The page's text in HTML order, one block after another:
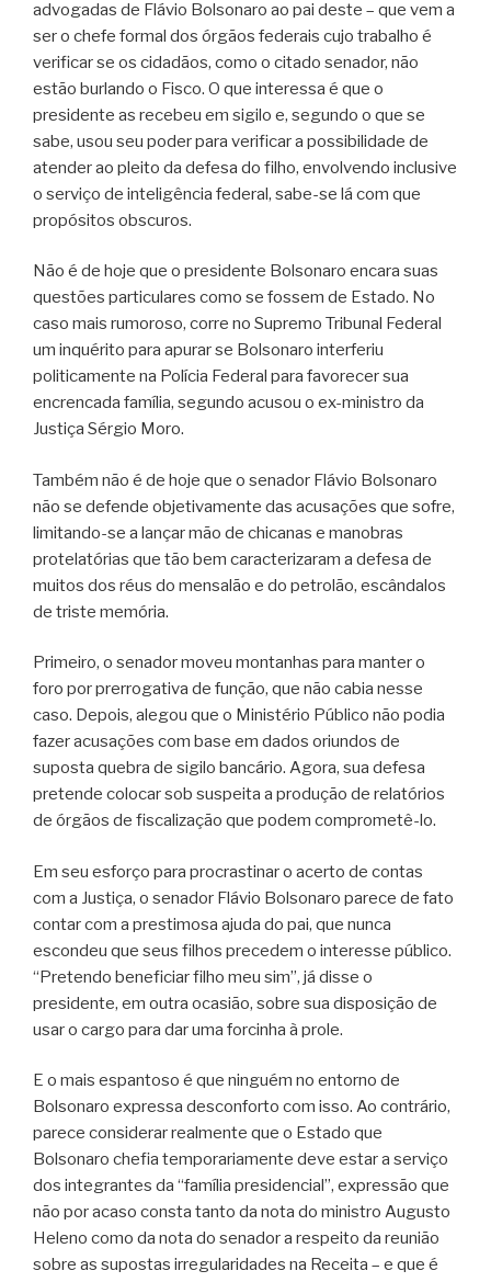
advogadas de Flávio Bolsonaro ao pai deste – que vem a
ser o chefe formal dos órgãos federais cujo trabalho é
verificar se os cidadãos, como o citado senador, não
estão burlando o Fisco. O que interessa é que o
presidente as recebeu em sigilo e, segundo o que se
sabe, usou seu poder para verificar a possibilidade de
atender ao pleito da defesa do filho, envolvendo inclusive
o serviço de inteligência federal, sabe-se lá com que
propósitos obscuros.
Não é de hoje que o presidente Bolsonaro encara suas
questões particulares como se fossem de Estado. No
caso mais rumoroso, corre no Supremo Tribunal Federal
um inquérito para apurar se Bolsonaro interferiu
politicamente na Polícia Federal para favorecer sua
encrencada família, segundo acusou o ex-ministro da
Justiça Sérgio Moro.
Também não é de hoje que o senador Flávio Bolsonaro
não se defende objetivamente das acusações que sofre,
limitando-se a lançar mão de chicanas e manobras
protelatórias que tão bem caracterizaram a defesa de
muitos dos réus do mensalão e do petrolão, escândalos
de triste memória.
Primeiro, o senador moveu montanhas para manter o
foro por prerrogativa de função, que não cabia nesse
caso. Depois, alegou que o Ministério Público não podia
fazer acusações com base em dados oriundos de
suposta quebra de sigilo bancário. Agora, sua defesa
pretende colocar sob suspeita a produção de relatórios
de órgãos de fiscalização que podem comprometê-lo.
Em seu esforço para procrastinar o acerto de contas
com a Justiça, o senador Flávio Bolsonaro parece de fato
contar com a prestimosa ajuda do pai, que nunca
escondeu que seus filhos precedem o interesse público.
“Pretendo beneficiar filho meu sim”, já disse o
presidente, em outra ocasião, sobre sua disposição de
usar o cargo para dar uma forcinha à prole.
E o mais espantoso é que ninguém no entorno de
Bolsonaro expressa desconforto com isso. Ao contrário,
parece considerar realmente que o Estado que
Bolsonaro chefia temporariamente deve estar a serviço
dos integrantes da “família presidencial”, expressão que
não por acaso consta tanto da nota do ministro Augusto
Heleno como da nota do senador a respeito da reunião
sobre as supostas irregularidades na Receita – e que é